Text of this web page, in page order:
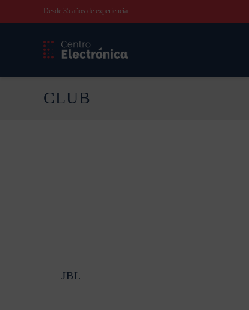
Desde 35 años de experiencia
CLUB
JBL